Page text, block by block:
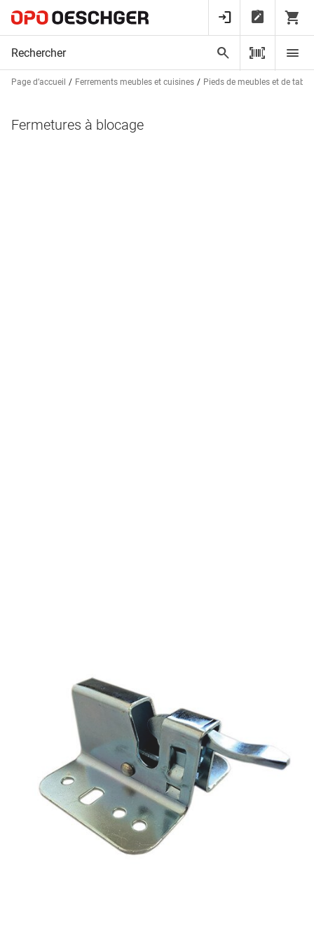
Page d’accueil Ferrements meubles et cuisines Pieds de meubles et de
Fermetures à blocage